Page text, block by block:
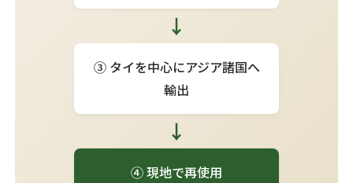
↓
③ タイを中心にアジア諸国へ
輸出
↓
④ 現地で再使用